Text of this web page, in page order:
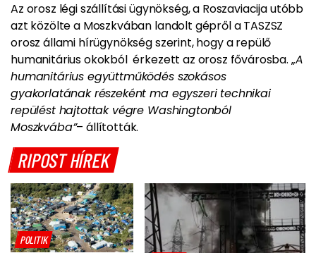
Az orosz légi szállítási ügynökség, a Roszaviacija utóbb
azt közölte a Moszkvában landolt gépről a TASZSZ
orosz állami hírügynökség szerint, hogy a repülő
humanitárius okokból érkezett az orosz fővárosba. „A
humanitárius együttműködés szokásos
gyakorlatának részeként ma egyszeri technikai
repülést hajtottak végre Washingtonból
Moszkvába”– állították.
RIPOST HÍREK
POLITIK